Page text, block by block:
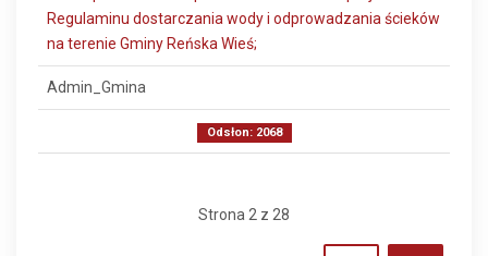
Regulaminu dostarczania wody i odprowadzania ścieków
na terenie Gminy Reńska Wieś;
Admin_Gmina
Odsłon: 2068
Strona 2 z 28